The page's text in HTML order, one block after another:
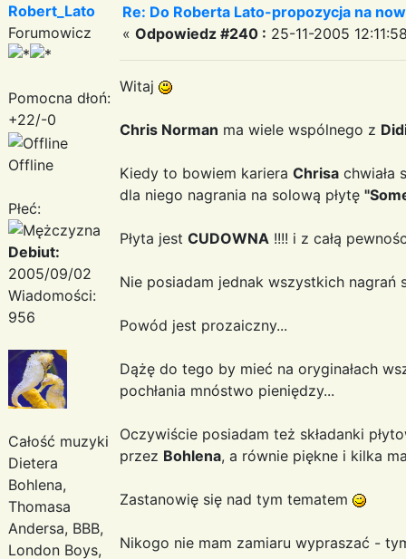
Robert_Lato
Forumowicz
Pomocna dłoń:
+22/-0
Offline
Płeć:
Debiut:
2005/09/02
Wiadomości:
956
Całość muzyki
Dietera
Bohlena,
Thomasa
Andersa, BBB,
London Boys,
Re: Do Roberta Lato-propozycja na
« Odpowiedz #240 : 25-11-2005
Witaj
Chris Norman ma wiele wspólnego z
Kiedy to bowiem kariera Chrisa chwiała
dla niego nagrania na solową płytę
Płyta jest CUDOWNA !!!! i z całą
Nie posiadam jednak wszystkich nagrań
Powód jest prozaiczny...
Dążę do tego by mieć na oryginałach
pochłania mnóstwo pieniędzy...
Oczywiście posiadam też składanki
przez Bohlena, a równie piękne i kilka
Zastanowię się nad tym tematem
Nikogo nie mam zamiaru wypraszać -